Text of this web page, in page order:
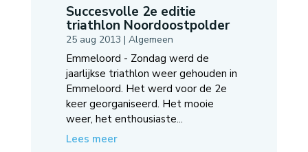
Succesvolle 2e editie
triathlon Noordoostpolder
25 aug 2013 | Algemeen
Emmeloord - Zondag werd de
jaarlijkse triathlon weer gehouden in
Emmeloord. Het werd voor de 2e
keer georganiseerd. Het mooie
weer, het enthousiaste...
Lees meer